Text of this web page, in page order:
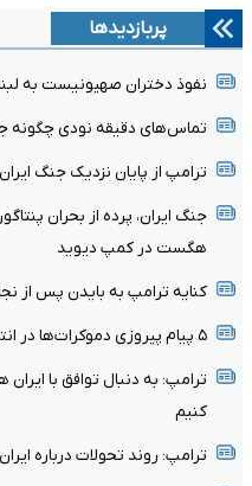
پربازدیدها
نفوذ دختران صهیونیست به
تماس‌های دقیقه نودی چگونه
ترامپ از پایان نزدیک جنگ
جنگ ایران، پرده از بحران
هگست در کمپ دیوید
کنایه ترامپ به بایدن پس از
۵ پیام پیروزی دموکرات‌ها در انتخابات مقدماتی سنا
ترامپ: به دنبال توافق با
کنیم
ترامپ: روند تحولات درباره